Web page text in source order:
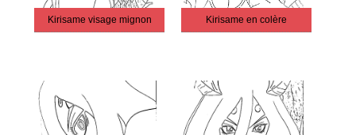
Kirisame visage mignon Kirisame en colère